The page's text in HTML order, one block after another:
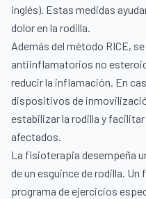
inglés). Estas medidas
dolor en la rodilla.
Además del método RICE,
antiinflamatorios no
reducir la inflamación. En
dispositivos de
estabilizar la rodilla y
afectados.
La fisioterapia desempeña
de un esguince de rodilla.
programa de ejercicios